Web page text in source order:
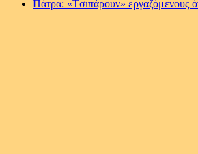
Πάτρα: «Tσιπάρουν» εργαζόμενους